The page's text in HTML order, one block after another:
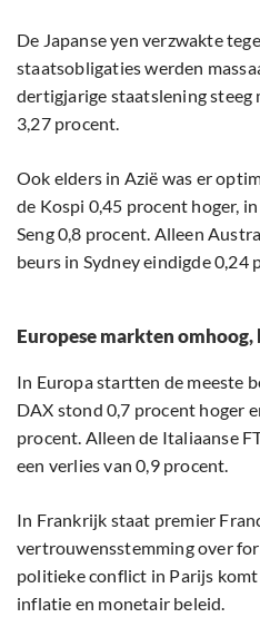
De Japanse yen verzwakte
staatsobligaties werden
dertigjarige staatslening
3,27 procent.
Ook elders in Azië was er
de Kospi 0,45 procent hoger,
Seng 0,8 procent. Alleen
beurs in Sydney eindigde 0,24
Europese markten
In Europa startten de meeste
DAX stond 0,7 procent hoger
procent. Alleen de Italiaanse
een verlies van 0,9 procent.
In Frankrijk staat premier
vertrouwensstemming over
politieke conflict in Parijs
inflatie en monetair beleid.